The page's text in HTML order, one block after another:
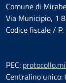
Comune di
Via Municipio, 1
Codice fiscale /
PEC:
Centralino